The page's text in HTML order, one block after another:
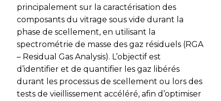
principalement sur la caractérisation des
composants du vitrage sous vide durant la
phase de scellement, en utilisant la
spectrométrie de masse des gaz résiduels (RGA
– Residual Gas Analysis). L’objectif est
d’identifier et de quantifier les gaz libérés
durant les processus de scellement ou lors des
tests de vieillissement accéléré, afin d’optimiser